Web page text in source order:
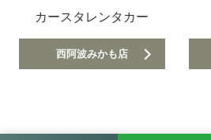
カースタレンタカー
西阿波みかも店